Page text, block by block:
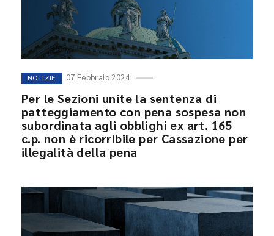
NOTIZIE 07 Febbraio 2024
Per le Sezioni unite la sentenza di
patteggiamento con pena sospesa non
subordinata agli obblighi ex art. 165
c.p. non è ricorribile per Cassazione per
illegalità della pena